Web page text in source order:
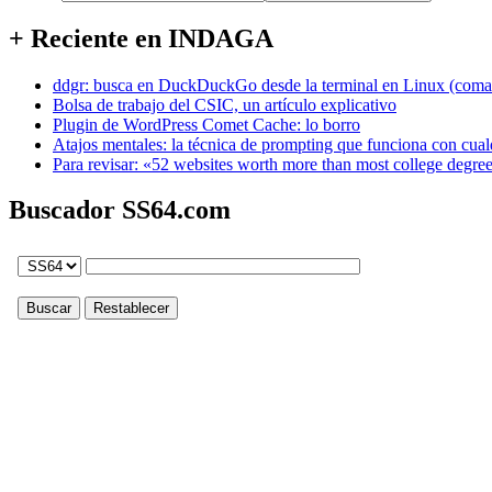
+ Reciente en INDAGA
ddgr: busca en DuckDuckGo desde la terminal en Linux
Bolsa de trabajo del CSIC, un artículo explicativo
Plugin de WordPress Comet Cache: lo borro
Atajos mentales: la técnica de prompting que funciona con
Para revisar: «52 websites worth more than most college
Buscador SS64.com